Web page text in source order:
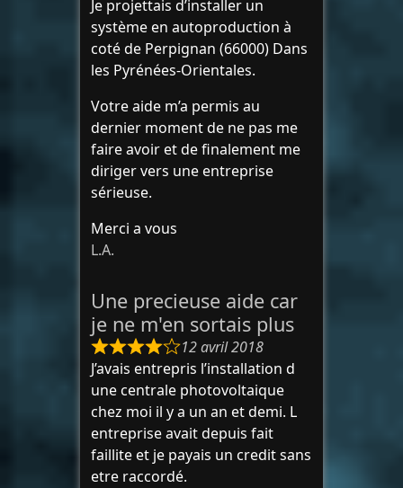
Je projettais d’installer un
système en autoproduction à
coté de Perpignan (66000) Dans
les Pyrénées-Orientales.
Votre aide m’a permis au
dernier moment de ne pas me
faire avoir et de finalement me
diriger vers une entreprise
sérieuse.
Merci a vous
L.A.
Une precieuse aide car
je ne m'en sortais plus
12 avril 2018
J’avais entrepris l’installation d
une centrale photovoltaique
chez moi il y a un an et demi. L
entreprise avait depuis fait
faillite et je payais un credit sans
etre raccordé.